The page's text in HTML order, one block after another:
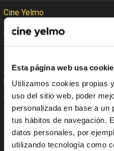
Esta página web usa
Utilizamos cookies propias
uso del sitio web, poder
personalizada en base a un
tus hábitos de navegación.
datos personales, por
utilizando tecnología como
Cine Yelmo
Garantía Cine Yelmo
+Que Cine
Trabaja con nosotros
Anúnciate en Cine Yelmo
Reservas de colegios
Apoyo Institucional
En tu Móvil